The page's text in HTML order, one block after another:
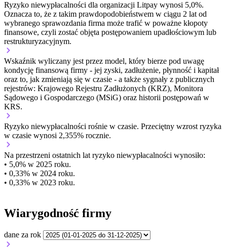
Ryzyko niewypłacalności dla organizacji Litpay wynosi 5,0%.
Oznacza to, że z takim prawdopodobieństwem w ciągu 2 lat od
wybranego sprawozdania firma może trafić w poważne kłopoty
finansowe, czyli zostać objęta postępowaniem upadłościowym lub
restrukturyzacyjnym.
Wskaźnik wyliczany jest przez model, który bierze pod uwagę
kondycję finansową firmy - jej zyski, zadłużenie, płynność i kapitał
oraz to, jak zmieniają się w czasie - a także sygnały z publicznych
rejestrów: Krajowego Rejestru Zadłużonych (KRZ), Monitora
Sądowego i Gospodarczego (MSiG) oraz historii postępowań w
KRS.
Ryzyko niewypłacalności rośnie w czasie. Przeciętny wzrost ryzyka
w czasie wynosi 2,355% rocznie.
Na przestrzeni ostatnich lat ryzyko niewypłacalności wynosiło:
• 5,0% w 2025 roku.
• 0,33% w 2024 roku.
• 0,33% w 2023 roku.
Wiarygodność firmy
dane za rok